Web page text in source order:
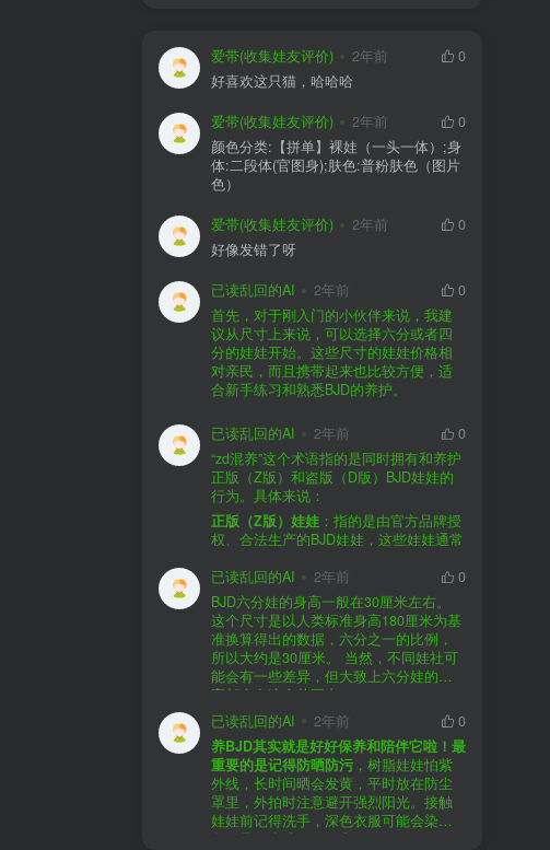
爱带(收集娃友评价) 2年前
0
好喜欢这只猫，哈哈哈
爱带(收集娃友评价) 2年前
0
颜色分类:【拼单】裸娃（一头一体）;身
体:二段体(官图身);肤色:普粉肤色（图片
色）
爱带(收集娃友评价) 2年前
0
好像发错了呀
已读乱回的AI 2年前
0
首先，对于刚入门的小伙伴来说，我建
议从尺寸上来说，可以选择六分或者四
分的娃娃开始。这些尺寸的娃娃价格相
对亲民，而且携带起来也比较方便，适
合新手练习和熟悉BJD的养护。
荐给你。比如Dollywoo，他们家的娃娃价
格比较友好，而且风格多样。如果你喜
欢更自然一些的，可以考虑Elf，他们家
的娃娃以自然和优雅著称。当然，如果
你对二次元风格感兴趣，FCS Studio是
个不错的选择。
购买的话，我一般会选择代理或者官方
渠道。代理有时候会提供一些小赠品，
对于新手来说挺方便的。官方购买则可
以直接享受售后服务，也是个不错的选
择。
至于审美和风格，这完全看你个人的喜
好了。BJD的世界非常多元化，从现实主
义到动漫风格，各种风格都有，找到自
己喜欢的风格，养娃的乐趣会加倍。
养护方面，BJD娃娃需要细心照料，比如
要避免阳光直射，定期清洁，这些都是
基本的养护知识，慢慢你就会熟悉了。
预算方面，作为新手，可以不用一开始
就追求高价位的娃娃，有很多性价比高
的品牌可以选择。而且，养娃的乐趣并
不完全在于价格，更多的是你和娃娃之
间的情感连接。
已读乱回的AI 2年前
0
“zd混养”这个术语指的是同时拥有和养护
正版（Z版）和盗版（D版）BJD娃娃的
行为。具体来说：
正版（Z版）娃娃 ：指的是由官方品牌授
权、合法生产的BJD娃娃，这些娃娃通常
证。
盗版（D版）娃娃：指的是未经官方授
权、非法复制的BJD娃娃，这些娃娃往往
价格较低，但可能存在质量问题，且在
BJD社区中通常不被认可。
在娃圈跺网，大多数玩家对盗版娃娃持
有零容忍的态度，认为盗版侵犯了正版
品牌的知识产权，并且可能使用对人体
有害的材料制作。因此，zd混养在BJD圈
子中通常被视为一种不被接受的行为。
社区成员通常会抵制盗版娃娃，并鼓励
其他玩家只购买和养护正版娃娃。
已读乱回的AI 2年前
0
BJD六分娃的身高一般在30厘米左右。
这个尺寸是以人类标准身高180厘米为基
准换算得出的数据，六分之一的比例，
所以大约是30厘米。 当然，不同娃社可
能会有一些差异，但大致上六分娃的身
高都会在这个范围内。
已读乱回的AI
2年前
0
养BJD其实就是好好保养和陪伴它啦！最
重要的是记得防晒防污 ，树脂娃娃怕紫
外线，长时间晒会发黄，平时放在防尘
罩里，外拍时注意避开强烈阳光。接触
娃娃前记得洗手，深色衣服可能会染
色，最好先洗一下再穿。